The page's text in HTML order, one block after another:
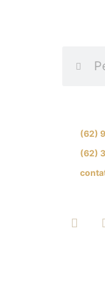
(62)
(62)